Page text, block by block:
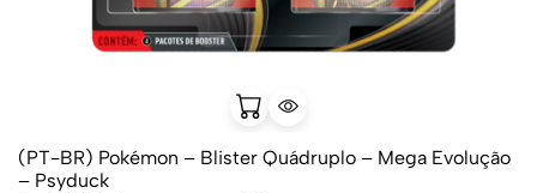
(PT-BR) Pokémon – Blister Quádruplo – Mega Evolução
– Psyduck